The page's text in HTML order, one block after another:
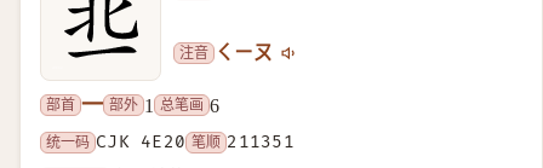
注音 ㄑㄧㄡ
部首 一 部外 1 总笔画 6
统一码 CJK 4E20 笔顺 211351